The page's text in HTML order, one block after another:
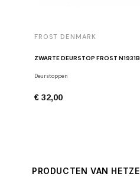
FROST DENMARK
ZWARTE DEURSTOP FROST N1931B
Deurstoppen
€ 32,00
PRODUCTEN VAN